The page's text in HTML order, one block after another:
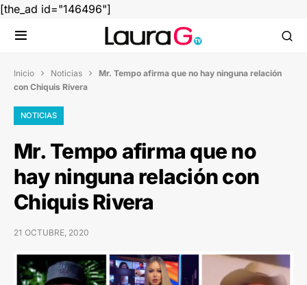
[the_ad id="146496"]
Inicio  Noticias  Mr. Tempo afirma que no hay ninguna relación
con Chiquis Rivera
NOTICIAS
Mr. Tempo afirma que no
hay ninguna relación con
Chiquis Rivera
21 OCTUBRE, 2020